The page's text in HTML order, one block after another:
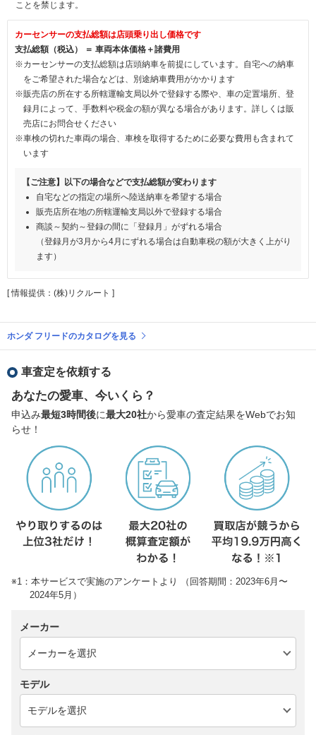
ことを禁じます。
カーセンサーの支払総額は店頭乗り出し価格です
支払総額（税込） ＝ 車両本体価格＋諸費用
※カーセンサーの支払総額は店頭納車を前提にしています。自宅への納車
をご希望された場合などは、別途納車費用がかかります
※販売店の所在する所轄運輸支局以外で登録する際や、車の定置場所、登
録月によって、手数料や税金の額が異なる場合があります。詳しくは販
売店にお問合せください
※車検の切れた車両の場合、車検を取得するために必要な費用も含まれて
います
【ご注意】以下の場合などで支払総額が変わります
自宅などの指定の場所へ陸送納車を希望する場合
販売店所在地の所轄運輸支局以外で登録する場合
商談～契約～登録の間に「登録月」がずれる場合
（登録月が3月から4月にずれる場合は自動車税の額が大きく上がり
ます）
[ 情報提供：(株)リクルート ]
ホンダ フリードのカタログを見る
車査定を依頼する
あなたの愛車、今いくら？
申込み最短3時間後に最大20社から愛車の査定結果をWebでお知
らせ！
※1：本サービスで実施のアンケートより （回答期間：2023年6月〜
2024年5月）
メーカー
モデル